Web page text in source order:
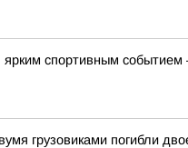
спортивным событием
грузовиками погибли